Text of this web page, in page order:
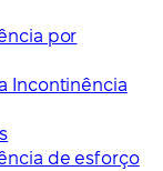
por
Incontinência
de esforço